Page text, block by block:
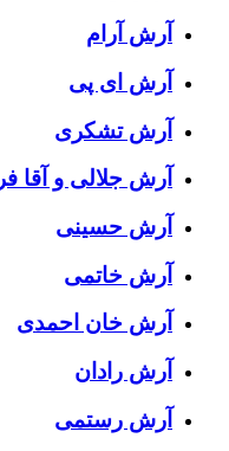
آرش آرام
آرش ای پی
آرش تشکری
آرش جلالی و آقا فرا
آرش حسینی
آرش خاتمی
آرش خان احمدی
آرش رادان
آرش رستمى